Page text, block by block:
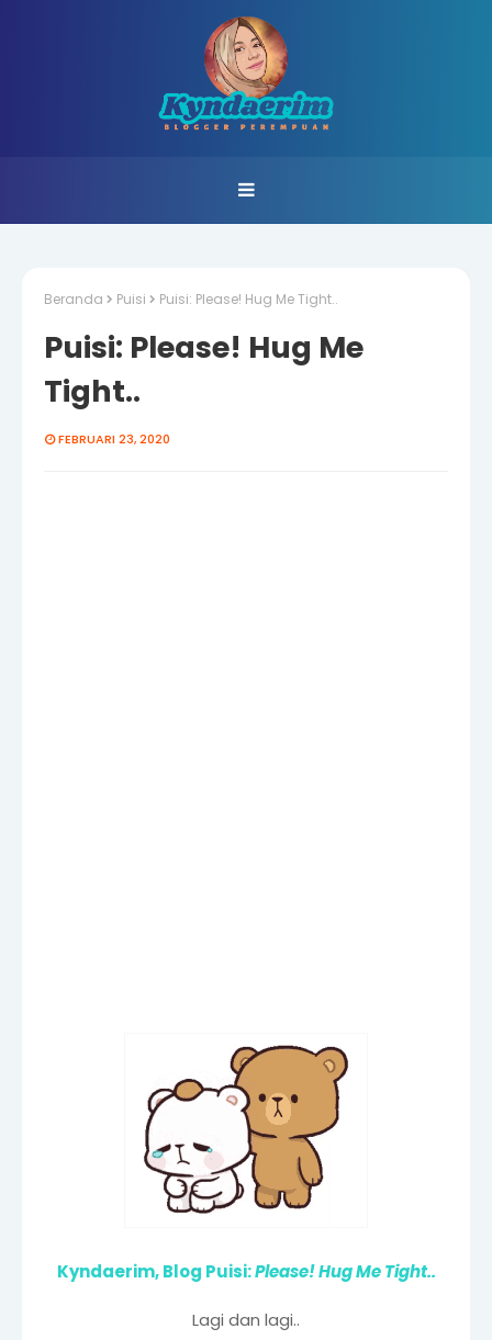
Beranda Puisi Puisi: Please! Hug Me Tight..
Puisi: Please! Hug Me
Tight..
FEBRUARI 23, 2020
Kyndaerim, Blog Puisi:Please! Hug Me Tight..
Lagi dan lagi..